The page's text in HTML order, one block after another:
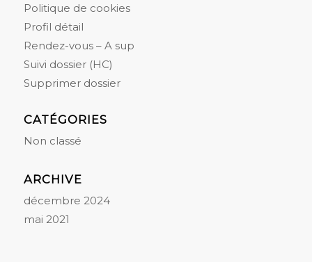
Politique de cookies
Profil détail
Rendez-vous – A sup
Suivi dossier (HC)
Supprimer dossier
CATÉGORIES
Non classé
ARCHIVE
décembre 2024
mai 2021